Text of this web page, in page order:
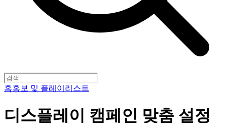
홈홍보 및 플레이리스트
디스플레이 캠페인 맞춤 설정